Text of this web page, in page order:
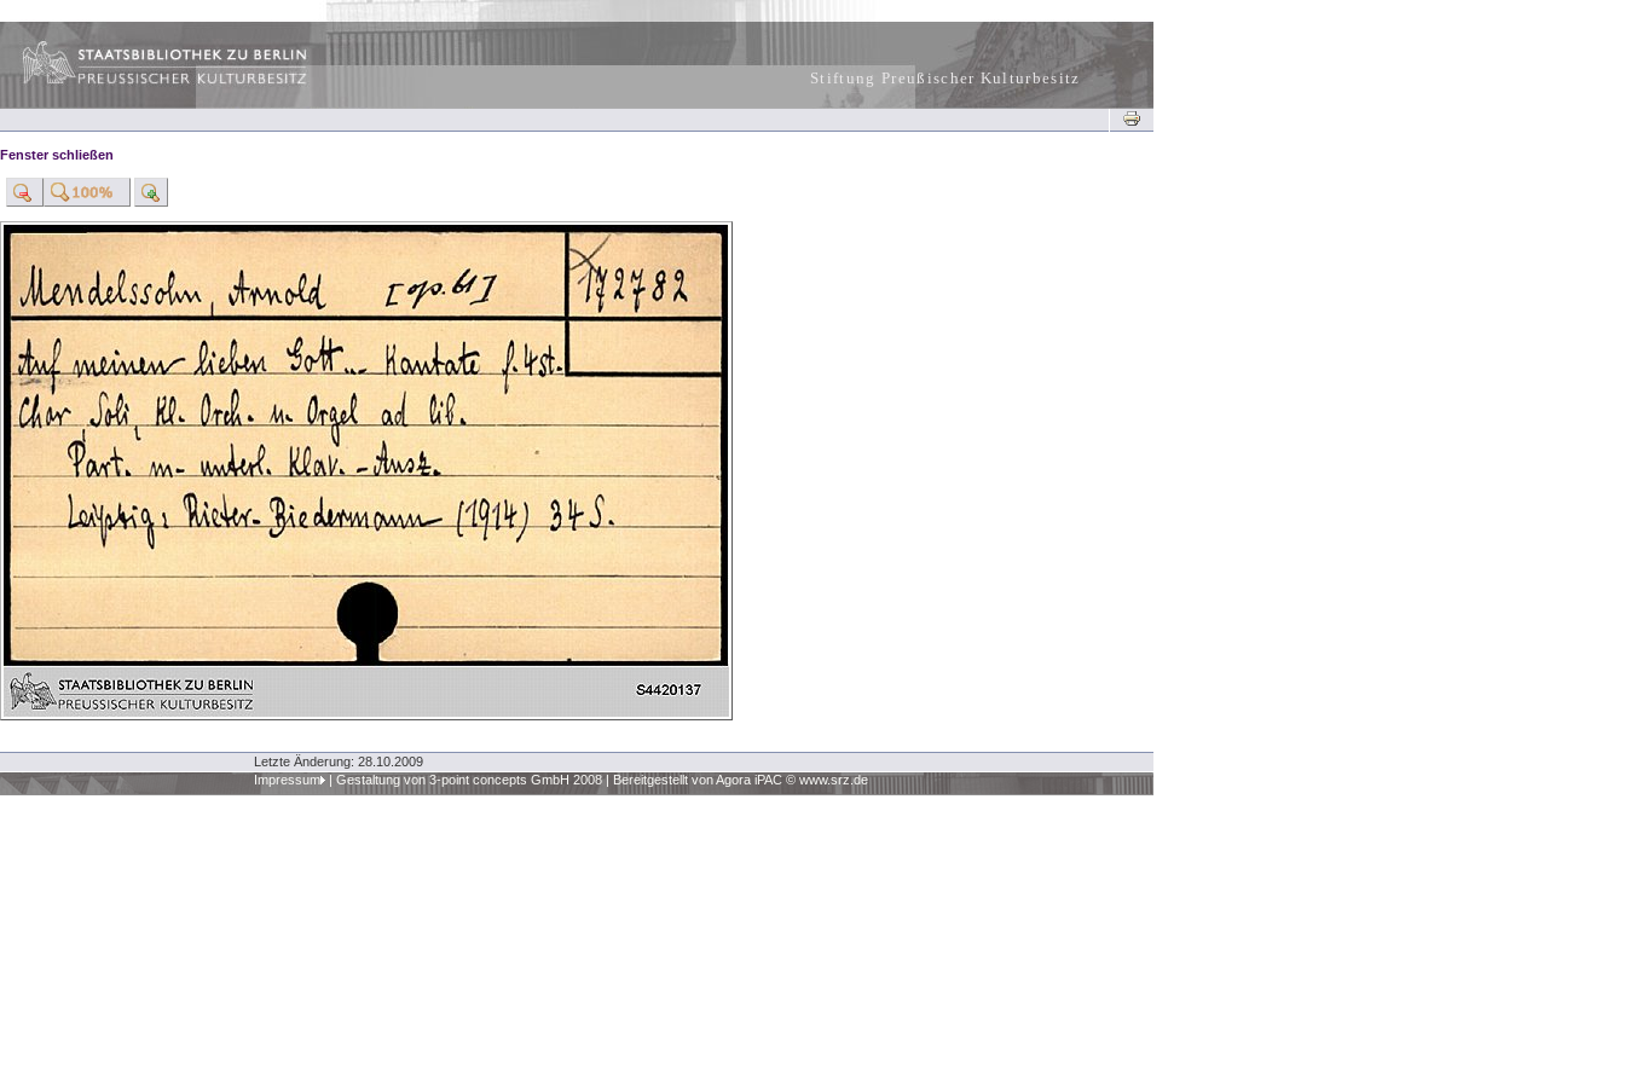
Stiftung Preußischer Kulturbesitz
Fenster schließen
Letzte Änderung: 28.10.2009
Impressum
| Gestaltung von 3-point concepts GmbH 2008 | Bereitgestellt von Agora iPAC © www.srz.de